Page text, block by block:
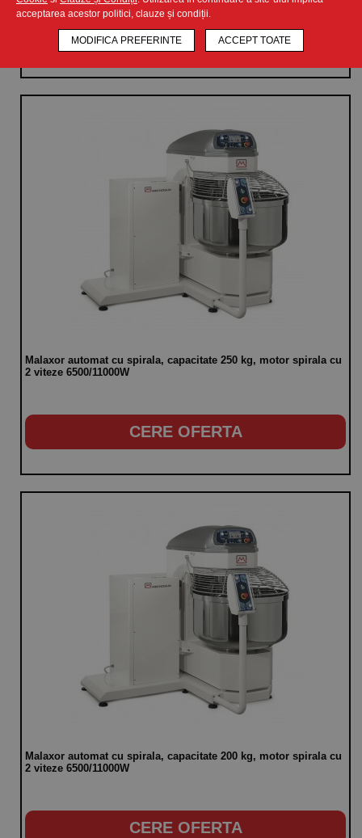
acceptarea acestor politici, clauze și condiții.
MODIFICA PREFERINTE ACCEPT TOATE
CERE OFERTA
Malaxor automat cu spirala, capacitate 250 kg, motor spirala cu
2 viteze 6500/11000W
CERE OFERTA
Malaxor automat cu spirala, capacitate 200 kg, motor spirala cu
2 viteze 6500/11000W
CERE OFERTA